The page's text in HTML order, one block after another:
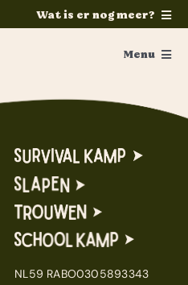
Wat is er nog meer?
Menu
NL59 RABO0305893343